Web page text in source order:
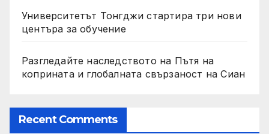
Университетът Тонгджи стартира три нови
центъра за обучение
Разгледайте наследството на Пътя на
коприната и глобалната свързаност на Сиан
Recent Comments